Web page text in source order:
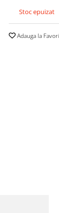
Stoc epuizat
Adauga la